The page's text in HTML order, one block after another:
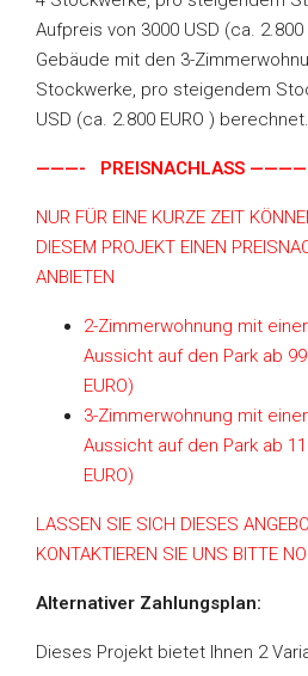
Aufpreis von 3000 USD (ca.
Gebäude mit den 3-
Stockwerke, pro steigendem
USD (ca. 2.800 EURO ) berechnet.
———- PREISNACHLASS
NUR FÜR EINE KURZE ZEIT
DIESEM PROJEKT EINEN
ANBIETEN
2-Zimmerwohnung mit
Aussicht auf den Park ab
EURO)
3-Zimmerwohnung mit
Aussicht auf den Park ab
EURO)
LASSEN SIE SICH DIESES
KONTAKTIEREN SIE UNS BITTE
Alternativer Zahlungsplan:
Dieses Projekt bietet Ihnen 2